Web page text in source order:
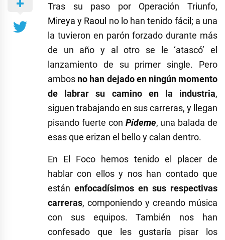
Tras su paso por Operación Triunfo,
Mireya y Raoul no lo han tenido fácil; a una
la tuvieron en parón forzado durante más
de un año y al otro se le ‘atascó’ el
lanzamiento de su primer single. Pero
ambos no han dejado en ningún momento
de labrar su camino en la industria,
siguen trabajando en sus carreras, y llegan
pisando fuerte con Pídeme, una balada de
esas que erizan el bello y calan dentro.
En El Foco hemos tenido el placer de
hablar con ellos y nos han contado que
están enfocadísimos en sus respectivas
carreras, componiendo y creando música
con sus equipos. También nos han
confesado que les gustaría pisar los